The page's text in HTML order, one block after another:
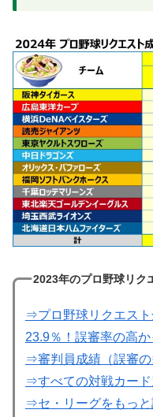
2023年のプロ野球リク
⇒プロ野球リクエス
23.9％！誤審率の高
⇒審判員成績（誤審の
⇒すべての対戦カー
⇒セ・リーグをもっと